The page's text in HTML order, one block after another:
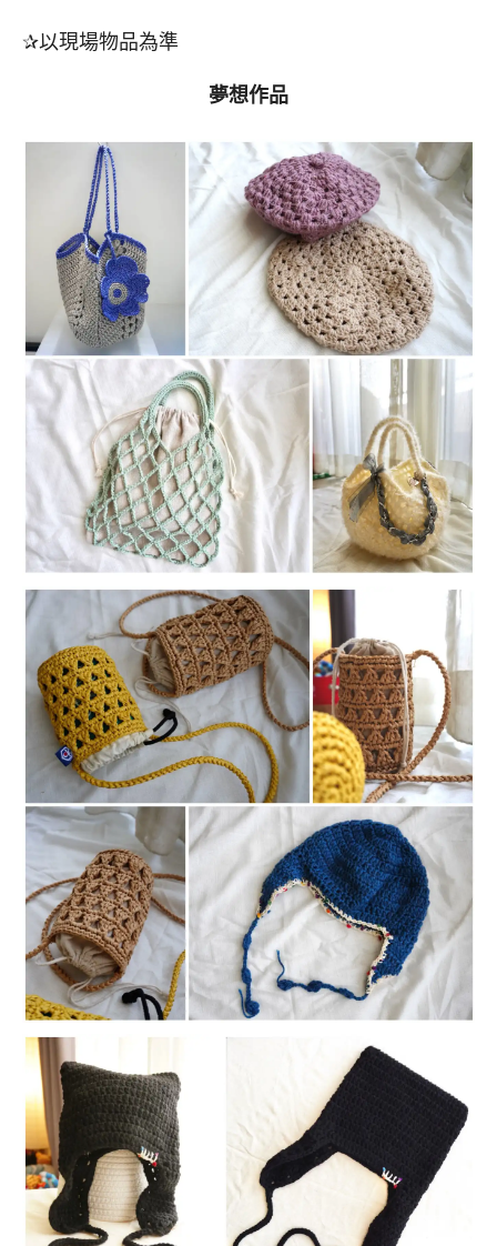
✰以現場物品為準
夢想作品